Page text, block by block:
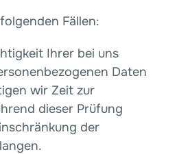
Fällen:
Ihrer bei uns
Daten
wir Zeit zur
dieser Prüfung
der